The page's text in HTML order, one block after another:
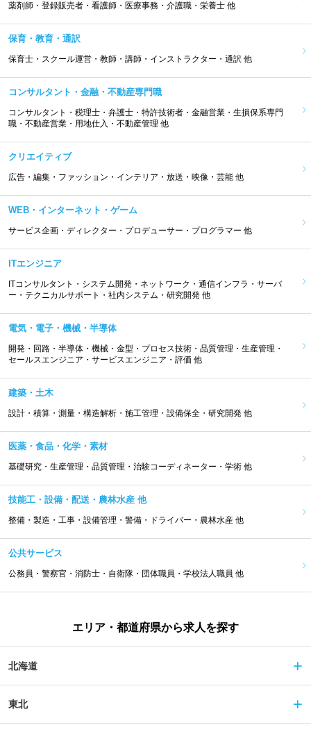
薬剤師・登録販売者・看護師・医療事務・介護職・栄養士 他
保育・教育・通訳
保育士・スクール運営・教師・講師・インストラクター・通訳 他
コンサルタント・金融・不動産専門職
コンサルタント・税理士・弁護士・特許技術者・金融営業・生損保系専門
職・不動産営業・用地仕入・不動産管理 他
クリエイティブ
広告・編集・ファッション・インテリア・放送・映像・芸能 他
WEB・インターネット・ゲーム
サービス企画・ディレクター・プロデューサー・プログラマー 他
ITエンジニア
ITコンサルタント・システム開発・ネットワーク・通信インフラ・サーバ
ー・テクニカルサポート・社内システム・研究開発 他
電気・電子・機械・半導体
開発・回路・半導体・機械・金型・プロセス技術・品質管理・生産管理・
セールスエンジニア・サービスエンジニア・評価 他
建築・土木
設計・積算・測量・構造解析・施工管理・設備保全・研究開発 他
医薬・食品・化学・素材
基礎研究・生産管理・品質管理・治験コーディネーター・学術 他
技能工・設備・配送・農林水産 他
整備・製造・工事・設備管理・警備・ドライバー・農林水産 他
公共サービス
公務員・警察官・消防士・自衛隊・団体職員・学校法人職員 他
エリア・都道府県から求人を探す
北海道
東北